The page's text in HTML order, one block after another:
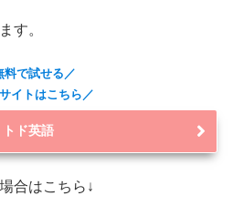
す。
料で試せる／
イトはこちら／
トド英語
合はこちら↓